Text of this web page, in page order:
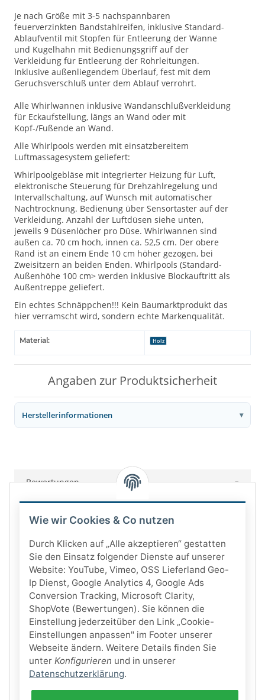
Je nach Größe mit 3-5 nachspannbaren
feuerverzinkten Bandstahlreifen, inklusive Standard-
Ablaufventil mit Stopfen für Entleerung der Wanne
und Kugelhahn mit Bedienungsgriff auf der
Verkleidung für Entleerung der Rohrleitungen.
Inklusive außenliegendem Überlauf, fest mit dem
Geruchsverschluß unter dem Ablauf verrohrt.
Alle Whirlwannen inklusive Wandanschlußverkleidung
für Eckaufstellung, längs an Wand oder mit
Kopf-/Fußende an Wand.
Alle Whirlpools werden mit einsatzbereitem
Luftmassagesystem geliefert:
Whirlpoolgebläse mit integrierter Heizung für Luft,
elektronische Steuerung für Drehzahlregelung und
Intervallschaltung, auf Wunsch mit automatischer
Nachtrocknung. Bedienung über Sensortaster auf der
Verkleidung. Anzahl der Luftdüsen siehe unten,
jeweils 9 Düsenlöcher pro Düse. Whirlwannen sind
außen ca. 70 cm hoch, innen ca. 52,5 cm. Der obere
Rand ist an einem Ende 10 cm höher gezogen, bei
Zweisitzern an beiden Enden. Whirlpools (Standard-
Außenhöhe 100 cm> werden inklusive Blockauftritt als
Außentreppe geliefert.
Ein echtes Schnäppchen!!! Kein Baumarktprodukt das
hier verramscht wird, sondern echte Markenqualität.
Material: Holz
Angaben zur Produktsicherheit
Herstellerinformationen
Bewertungen
Wie wir Cookies & Co nutzen
Durch Klicken auf „Alle akzeptieren“ gestatten
Sie den Einsatz folgender Dienste auf unserer
Website: YouTube, Vimeo, OSS Lieferland Geo-
Ip Dienst, Google Analytics 4, Google Ads
Conversion Tracking, Microsoft Clarity,
ShopVote (Bewertungen). Sie können die
Einstellung jederzeitüber den Link „Cookie-
Einstellungen anpassen" im Footer unserer
Webseite ändern. Weitere Details finden Sie
unter Konfigurieren und in unserer
Datenschutzerklärung.